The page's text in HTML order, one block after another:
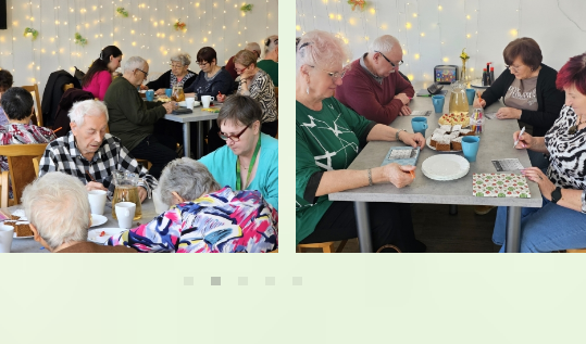
Westernový ples